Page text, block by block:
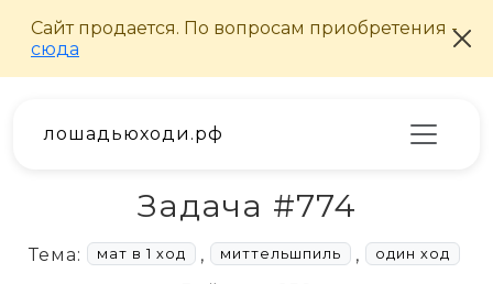
лошадьюходи.рф
Задача #774
Тема: мат в 1 ход , миттельшпиль , один ход